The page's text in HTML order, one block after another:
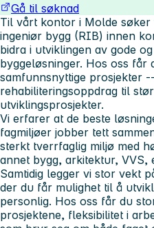
Gå til søknad
Til vårt kontor i Molde
ingeniør bygg (RIB) innen
bidra i utviklingen av gode
byggeløsninger. Hos oss får
samfunnsnyttige prosjekter
rehabiliteringsoppdrag til
utviklingsprosjekter.
Vi erfarer at de beste
fagmiljøer jobber tett
sterkt tverrfaglig miljø med
annet bygg, arkitektur,
Samtidig legger vi stor vekt
der du får mulighet til å
personlig. Hos oss får du
prosjektene, fleksibilitet i